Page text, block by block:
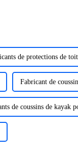
de protections de
Fabricant de
de coussins de kayak